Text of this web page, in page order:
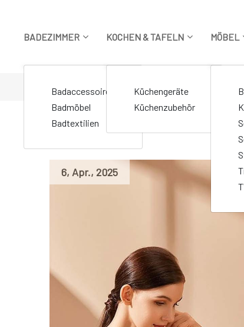
BADEZIMMER
Badaccessoires
Badmöbel
Badtextilien
KOCHEN & TAFELN
Küchengeräte
Küchenzubehör
MÖBEL
STARTSEITE > Markierte Beiträge "CEMABT"
6, Apr., 2025